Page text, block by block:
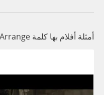
أمثلة أفلام بها كلمة Arrange